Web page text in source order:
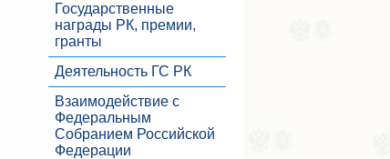
Государственные
награды РК, премии,
гранты
Деятельность ГС РК
Взаимодействие с
Федеральным
Собранием Российской
Федерации